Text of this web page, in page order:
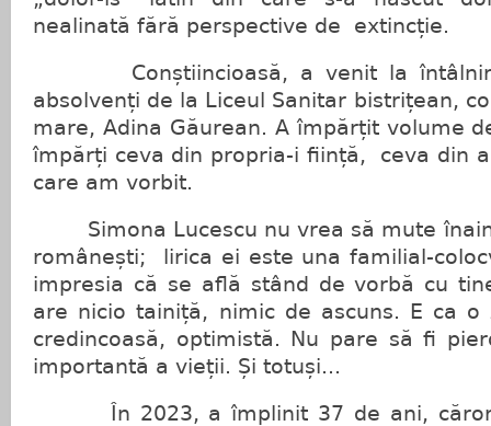
nealinată fără perspective de extincție.
Conștiincioasă, a venit la
absolvenți de la Liceul Sanitar bistrițean,
mare, Adina Găurean. A împărțit volume
împărți ceva din propria-i ființă, ceva din
care am vorbit.
Simona Lucescu nu vrea să mute
românești; lirica ei este una familial-
impresia că se află stând de vorbă cu
are nicio tainiță, nimic de ascuns. E ca o
credincoasă, optimistă. Nu pare să fi
importantă a vieții. Și totuși...
În 2023, a împlinit 37 de ani,